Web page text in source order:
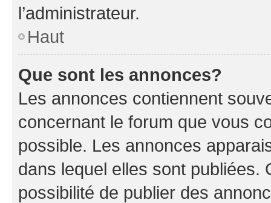
l’administrateur.
Haut
Que sont les annonces?
Les annonces contiennent
concernant le forum que vous
possible. Les annonces
dans lequel elles sont publiées.
possibilité de publier des